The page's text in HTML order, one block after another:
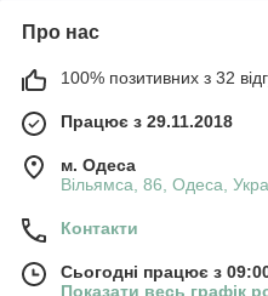
Про нас
100% позитивних з 32
Працює з 29.11.2018
м. Одеса
Вільямса, 86, Одеса,
Контакти
Сьогодні працює з
Показати весь графік